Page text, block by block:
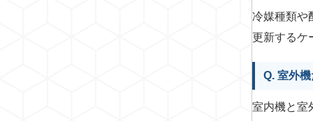
冷媒種類や
更新するケ
Q. 室外
室内機と室